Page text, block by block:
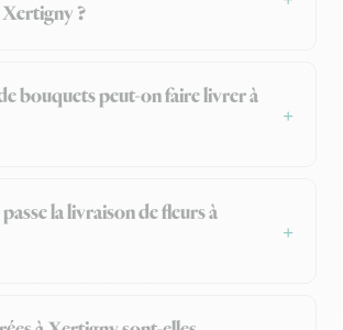
?
bouquets peut-on faire livrer à
la livraison de fleurs à